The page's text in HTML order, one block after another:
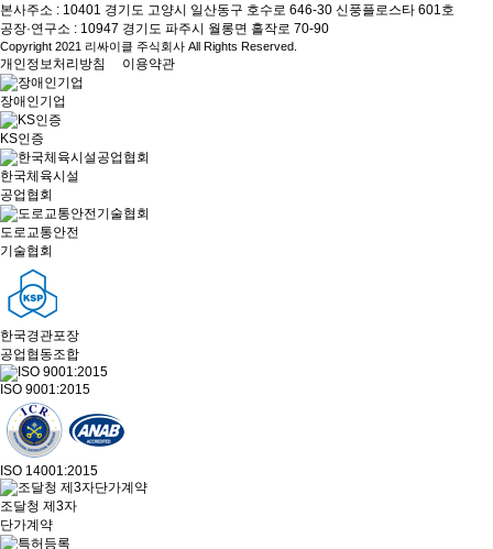
본사주소 : 10401 경기도 고양시 일산동구 호수로 646-30 신풍플로스타 601호
공장·연구소 : 10947 경기도 파주시 월롱면 홀작로 70-90
Copyright 2021 리싸이클 주식회사 All Rights Reserved.
개인정보처리방침 이용약관
장애인기업
KS인증
한국체육시설
공업협회
도로교통안전
기술협회
한국경관포장
공업협동조합
ISO 9001:2015
ISO 14001:2015
조달청 제3자
단가계약